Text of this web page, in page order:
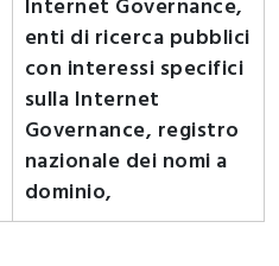
Internet Governance,
enti di ricerca pubblici
con interessi specifici
sulla Internet
Governance, registro
nazionale dei nomi a
dominio,